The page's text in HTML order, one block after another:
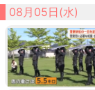
08月05日(水)